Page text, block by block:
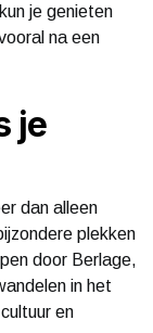
je genieten
na een
je
dan alleen
plekken
door Berlage,
in het
en